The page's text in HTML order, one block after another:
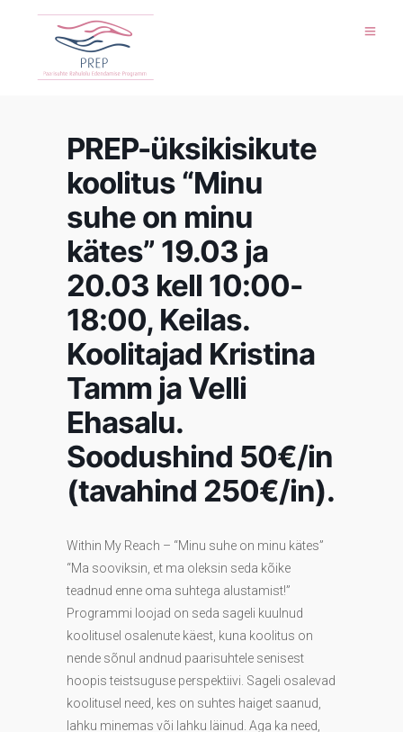
PREP-üksikisikute
koolitus “Minu
suhe on minu
kätes” 19.03 ja
20.03 kell 10:00-
18:00, Keilas.
Koolitajad Kristina
Tamm ja Velli
Ehasalu.
Soodushind 50€/in
(tavahind 250€/in).
Within My Reach – “Minu suhe on minu kätes”
“Ma sooviksin, et ma oleksin seda kõike
teadnud enne oma suhtega alustamist!”
Programmi loojad on seda sageli kuulnud
koolitusel osalenute käest, kuna koolitus on
nende sõnul andnud paarisuhtele senisest
hoopis teistsuguse perspektiivi. Sageli osalevad
koolitusel need, kes on suhtes haiget saanud,
lahku minemas või lahku läinud. Aga ka need,